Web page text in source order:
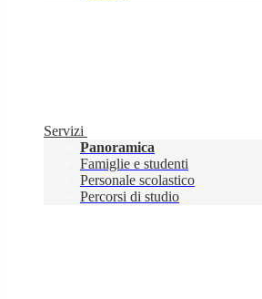
Servizi
Panoramica
Famiglie e studenti
Personale scolastico
Percorsi di studio